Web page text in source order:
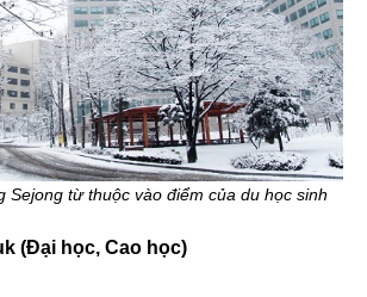
Sejong từ thuộc vào điểm của du học sinh
(Đại học, Cao học)